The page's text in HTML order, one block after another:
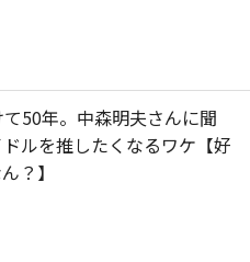
て50年。中森明夫さんに聞
ルを推したくなるワケ【好
？】